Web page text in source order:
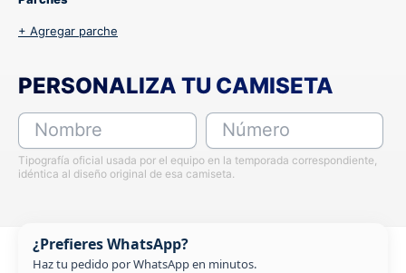
+ Agregar parche
PERSONALIZA TU CAMISETA
Nombre Número
Tipografía oficial usada por el equipo en la temporada correspondiente,
idéntica al diseño original de esa camiseta.
¿Prefieres WhatsApp?
Haz tu pedido por WhatsApp en minutos.